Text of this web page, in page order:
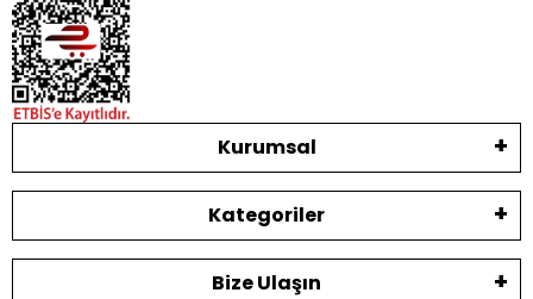
Kurumsal
Kategoriler
Bize Ulaşın